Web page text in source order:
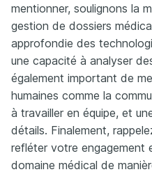
mentionner, soulignons la
gestion de dossiers
approfondie des
une capacité à analyser
également important de
humaines comme la
à travailler en équipe, et
détails. Finalement,
refléter votre engagement
domaine médical de